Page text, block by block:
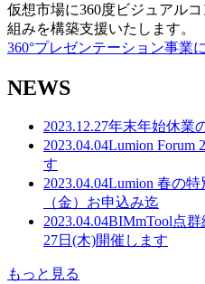
仮想市場に360度ビジュアル
組みを構築支援いたします。
360°プレゼンテーション事業
NEWS
2023.12.27年末年始休業
2023.04.04Lumion Forum
す
2023.04.04Lumion 春の特
（金）お申込み迄
2023.04.04BIMmTool点
27日(木)開催します
もっと見る